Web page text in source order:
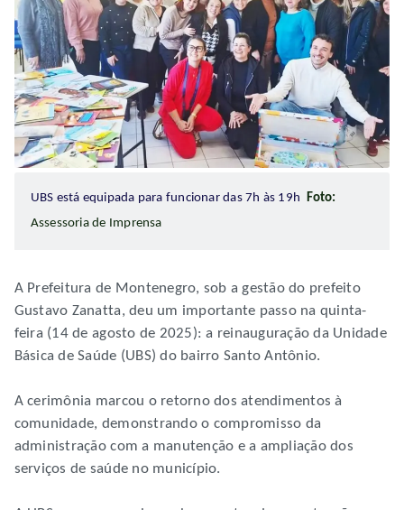
UBS está equipada para funcionar das 7h às 19h
Foto:
Assessoria de Imprensa
A Prefeitura de Montenegro, sob a gestão do prefeito
Gustavo Zanatta, deu um importante passo na quinta-
feira (14 de agosto de 2025): a reinauguração da Unidade
Básica de Saúde (UBS) do bairro Santo Antônio.
A cerimônia marcou o retorno dos atendimentos à
comunidade, demonstrando o compromisso da
administração com a manutenção e a ampliação dos
serviços de saúde no município.